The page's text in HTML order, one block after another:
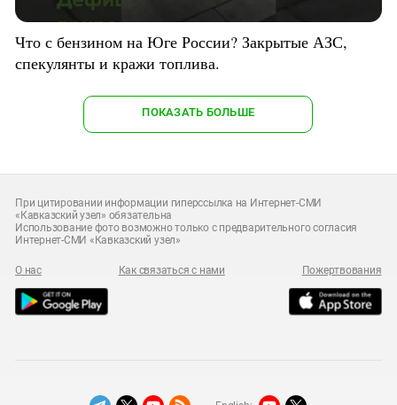
Что с бензином на Юге России? Закрытые АЗС,
спекулянты и кражи топлива.
ПОКАЗАТЬ БОЛЬШЕ
При цитировании информации гиперссылка на Интернет-СМИ
«Кавказский узел» обязательна
Использование фото возможно только с предварительного согласия
Интернет-СМИ «Кавказский узел»
О нас Как связаться с нами Пожертвования